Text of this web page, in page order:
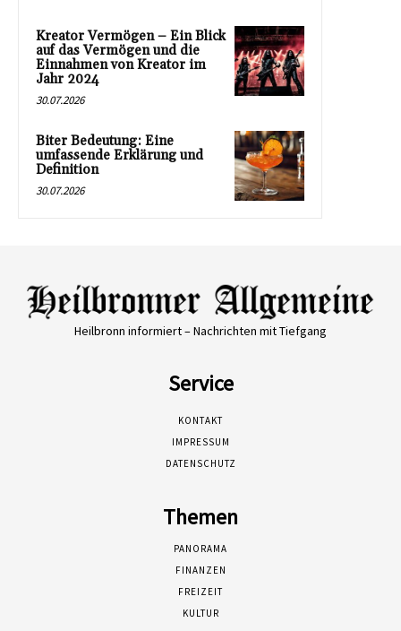
Kreator Vermögen – Ein Blick
auf das Vermögen und die
Einnahmen von Kreator im
Jahr 2024
30.07.2026
Biter Bedeutung: Eine
umfassende Erklärung und
Definition
30.07.2026
Heilbronn informiert – Nachrichten mit Tiefgang
Service
KONTAKT
IMPRESSUM
DATENSCHUTZ
Themen
PANORAMA
FINANZEN
FREIZEIT
KULTUR